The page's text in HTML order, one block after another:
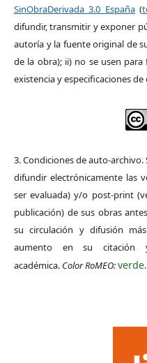
SinObraDerivada 3.0 España(
difundir, transmitir y exponer
autoría y la fuente original de
de la obra); ii) no se usen para
existencia y especificaciones de
3. Condiciones de auto-
difundir electrónicamente las
ser evaluada) y/o post-print
publicación) de sus obras
su circulación y difusión
aumento en su citación
académica. Color RoMEO:verde.